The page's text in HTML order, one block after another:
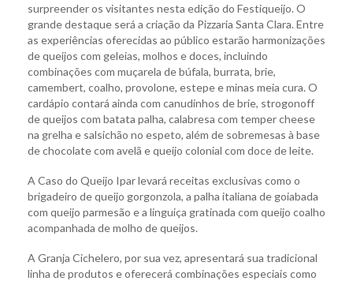
surpreender os visitantes nesta edição do Festiqueijo. O
grande destaque será a criação da Pizzaria Santa Clara. Entre
as experiências oferecidas ao público estarão harmonizações
de queijos com geleias, molhos e doces, incluindo
combinações com muçarela de búfala, burrata, brie,
camembert, coalho, provolone, estepe e minas meia cura. O
cardápio contará ainda com canudinhos de brie, strogonoff
de queijos com batata palha, calabresa com temper cheese
na grelha e salsichão no espeto, além de sobremesas à base
de chocolate com avelã e queijo colonial com doce de leite.
A Caso do Queijo Ipar levará receitas exclusivas como o
brigadeiro de queijo gorgonzola, a palha italiana de goiabada
com queijo parmesão e a linguiça gratinada com queijo coalho
acompanhada de molho de queijos.
A Granja Cichelero, por sua vez, apresentará sua tradicional
linha de produtos e oferecerá combinações especiais como